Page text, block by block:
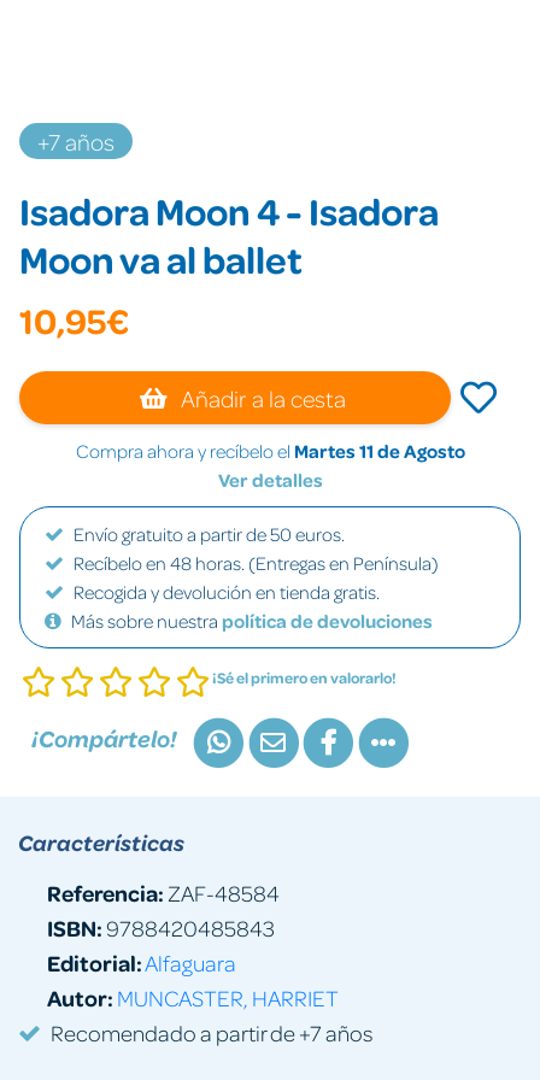
+7 años
Isadora Moon 4 - Isadora
Moon va al ballet
10,95€
Añadir a la cesta
Compra ahora y recíbelo el Martes 11 de Agosto
Ver detalles
Envío gratuito a partir de 50 euros.
Recíbelo en 48 horas. (Entregas en Península)
Recogida y devolución en tienda gratis.
Más sobre nuestra política de devoluciones
¡Sé el primero en valorarlo!
¡Compártelo!
Características
Referencia: ZAF-48584
ISBN:9788420485843
Editorial:Alfaguara
Autor: MUNCASTER, HARRIET
Recomendado a partir de +7 años